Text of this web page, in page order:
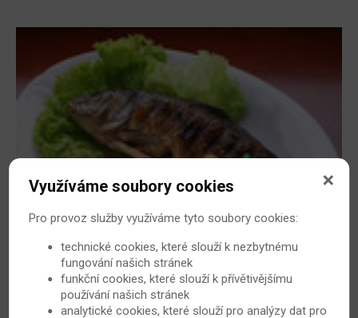
Jezte ryby, mohou pomoci při revmatoidní
artritidě!
Konzumace ryb, zejména pak jejich oleje, může pomáhat
v léčbě pacientů trpících revmatoidní artritidou. To
jsou závěry výzkumu britských a amerických vědců
zveřejněné v populárněnaučném časopise Nature na
Využíváme soubory cookies
Pro provoz služby využíváme tyto soubory cookies:
technické cookies, které slouží k nezbytnému
fungování našich stránek
funkční cookies, které slouží k přívětivějšímu
používání našich stránek
analytické cookies, které slouží pro analýzy dat pro